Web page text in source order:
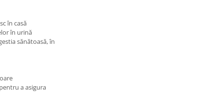
în casă
în urină
sănătoasă, în
a asigura